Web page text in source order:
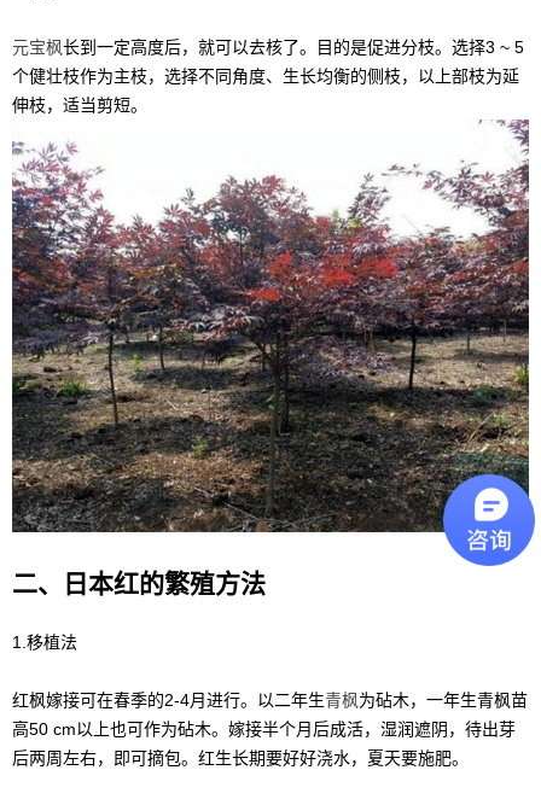
元宝枫长到一定高度后，就可以去核了。目的是促进分枝。选择3 ~ 5
个健壮枝作为主枝，选择不同角度、生长均衡的侧枝，以上部枝为延
伸枝，适当剪短。
二、日本红的繁殖方法
1.移植法
红枫嫁接可在春季的2-4月进行。以二年生青枫为砧木，一年生青枫苗
高50 cm以上也可作为砧木。嫁接半个月后成活，湿润遮阴，待出芽
后两周左右，即可摘包。红生长期要好好浇水，夏天要施肥。